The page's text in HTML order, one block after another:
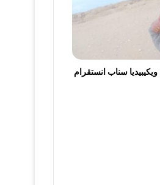
سناب انستقرام